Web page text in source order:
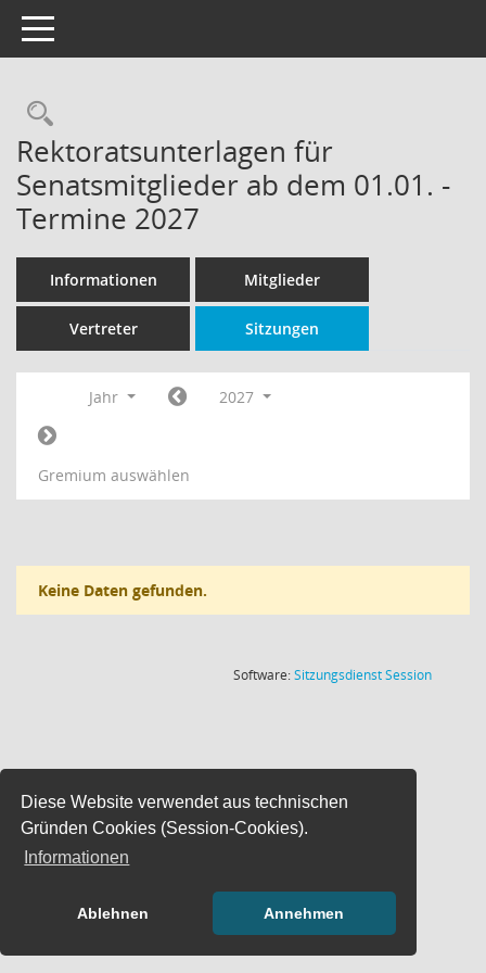
Diese Website verwendet aus technischen
Gründen Cookies (Session-Cookies).
Informationen
Ablehnen Annehmen
Toggle navigation
Rechercheauswahl
Rektoratsunterlagen für
Senatsmitglieder ab dem 01.01. -
Termine 2027
Informationen Mitglieder
Vertreter Sitzungen
Jahr 2027
Gremium auswählen
Keine Daten gefunden.
Software:SitzungsdienstSession(Wird in